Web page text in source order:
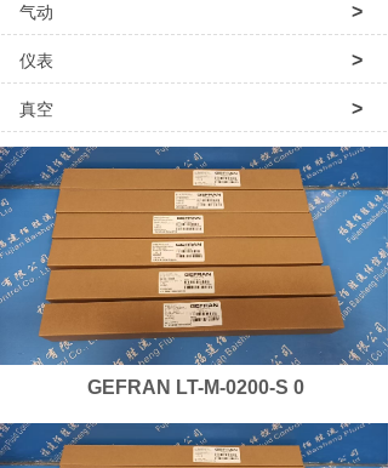
气动 >
仪表 >
真空 >
泵阀配件 >
代理经销品牌 >
GEFRAN LT-M-0200-S 0